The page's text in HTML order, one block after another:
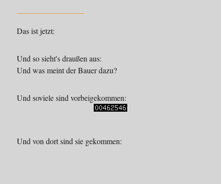
Das ist jetzt:
Und so sieht's draußen aus:
Und was meint der Bauer dazu?
Und soviele sind vorbeigekommen:
Und von dort sind sie gekommen: